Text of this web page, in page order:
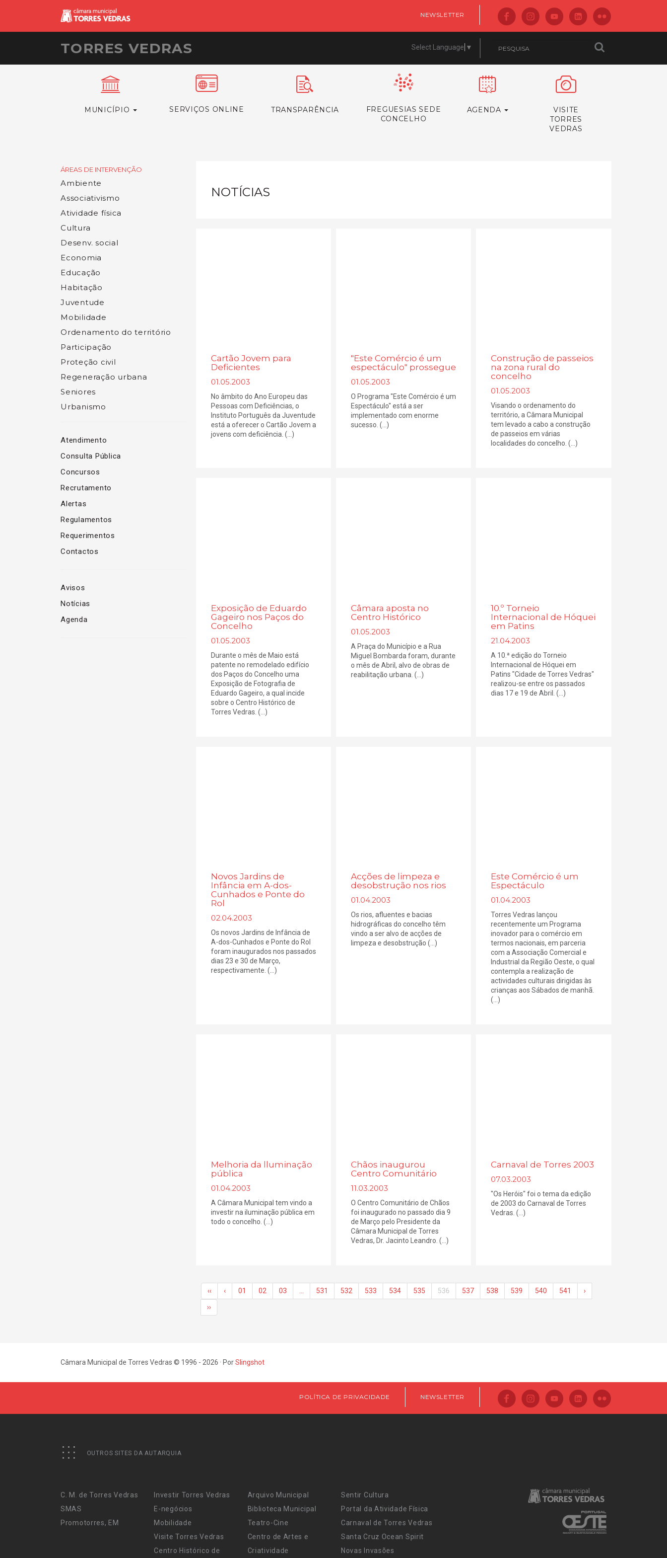
NEWSLETTER
TORRES VEDRAS Select Language ▼
MUNICÍPIO SERVIÇOS ONLINE TRANSPARÊNCIA
FREGUESIAS SEDE
CONCELHO
AGENDA
VISITE
TORRES
VEDRAS
ÁREAS DE INTERVENÇÃO
Ambiente
Associativismo
Atividade física
Cultura
Desenv. social
Economia
Educação
Habitação
Juventude
Mobilidade
Ordenamento do território
Participação
Proteção civil
Regeneração urbana
Seniores
Urbanismo
Atendimento
Consulta Pública
Concursos
Recrutamento
Alertas
Regulamentos
Requerimentos
Contactos
Avisos
Notícias
Agenda
NOTÍCIAS
Cartão Jovem para
Deficientes
01.05.2003
No âmbito do Ano Europeu das
Pessoas com Deficiências, o
Instituto Português da Juventude
está a oferecer o Cartão Jovem a
jovens com deficiência. (...)
"Este Comércio é um
espectáculo" prossegue
01.05.2003
O Programa "Este Comércio é um
Espectáculo" está a ser
implementado com enorme
sucesso. (...)
Construção de passeios
na zona rural do
concelho
01.05.2003
Visando o ordenamento do
território, a Câmara Municipal
tem levado a cabo a construção
de passeios em várias
localidades do concelho. (...)
Exposição de Eduardo
Gageiro nos Paços do
Concelho
01.05.2003
Durante o mês de Maio está
patente no remodelado edifício
dos Paços do Concelho uma
Exposição de Fotografia de
Eduardo Gageiro, a qual incide
sobre o Centro Histórico de
Torres Vedras. (...)
Câmara aposta no
Centro Histórico
01.05.2003
A Praça do Município e a Rua
Miguel Bombarda foram, durante
o mês de Abril, alvo de obras de
reabilitação urbana. (...)
10.º Torneio
Internacional de Hóquei
em Patins
21.04.2003
A 10.ª edição do Torneio
Internacional de Hóquei em
Patins "Cidade de Torres Vedras"
realizou-se entre os passados
dias 17 e 19 de Abril. (...)
Novos Jardins de
Infância em A-dos-
Cunhados e Ponte do
Rol
02.04.2003
Os novos Jardins de Infância de
A-dos-Cunhados e Ponte do Rol
foram inaugurados nos passados
dias 23 e 30 de Março,
respectivamente. (...)
Acções de limpeza e
desobstrução nos rios
01.04.2003
Os rios, afluentes e bacias
hidrográficas do concelho têm
vindo a ser alvo de acções de
limpeza e desobstrução (...)
Este Comércio é um
Espectáculo
01.04.2003
Torres Vedras lançou
recentemente um Programa
inovador para o comércio em
termos nacionais, em parceria
com a Associação Comercial e
Industrial da Região Oeste, o qual
contempla a realização de
actividades culturais dirigidas às
crianças aos Sábados de manhã.
(...)
Melhoria da lluminação
pública
01.04.2003
A Câmara Municipal tem vindo a
investir na iluminação pública em
todo o concelho. (...)
Chãos inaugurou
Centro Comunitário
11.03.2003
O Centro Comunitário de Chãos
foi inaugurado no passado dia 9
de Março pelo Presidente da
Câmara Municipal de Torres
Vedras, Dr. Jacinto Leandro. (...)
Carnaval de Torres 2003
07.03.2003
"Os Heróis" foi o tema da edição
de 2003 do Carnaval de Torres
Vedras. (...)
‹‹ ‹ 01 02 03 531 532 533 534 535 536 537 538 539 540 541 ›
››
Câmara Municipal de Torres Vedras © 1996 - 2026 · PorSlingshot
POLÍTICA DE PRIVACIDADE NEWSLETTER
OUTROS SITES DA AUTARQUIA
C. M. de Torres Vedras
SMAS
Promotorres, EM
Investir Torres Vedras
E-negócios
Mobilidade
Visite Torres Vedras
Centro Histórico de
Arquivo Municipal
Biblioteca Municipal
Teatro-Cine
Centro de Artes e
Criatividade
Sentir Cultura
Portal da Atividade Física
Carnaval de Torres Vedras
Santa Cruz Ocean Spirit
Novas Invasões